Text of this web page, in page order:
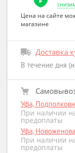
Цена на сайте
магазине
Доставка
В течение дня
Уфа,
При наличии
предоплаты
Уфа,
При наличии
предоплаты